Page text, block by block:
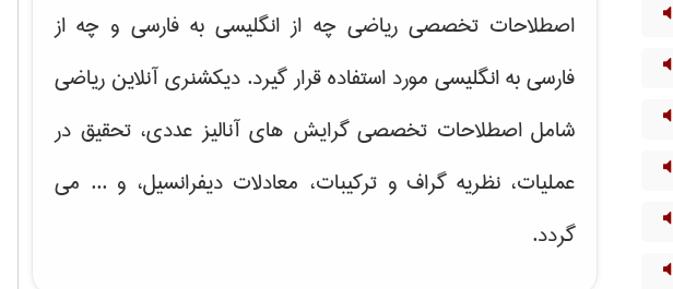
اصطلاحات تخصصی ریاضی چه از انگلیسی به فارسی و چه از
فارسی به انگلیسی مورد استفاده قرار گیرد. دیکشنری آنلاین ریاضی
شامل اصطلاحات تخصصی گرایش هایآنالیز عددی، تحقیق در
عملیات، نظریه گراف و تركیبات، معادلات دیفرانسیل، و ... می
گردد.